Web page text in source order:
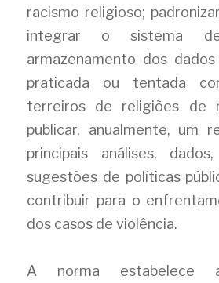
racismo religioso;
integrar o sistema
armazenamento dos
praticada ou tentada
terreiros de religiões de
publicar, anualmente, um
principais análises,
sugestões de políticas
contribuir para o
dos casos de violência.
A norma estabelece